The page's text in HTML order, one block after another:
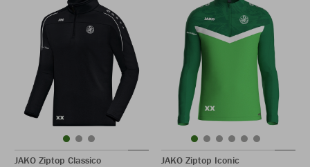
JAKO Ziptop Classico
JAKO Ziptop Iconic